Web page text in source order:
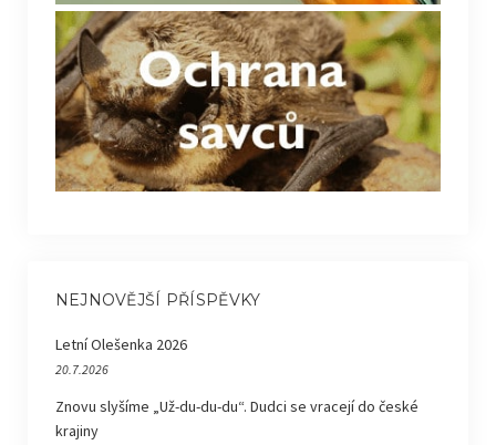
NEJNOVĚJŠÍ PŘÍSPĚVKY
Letní Olešenka 2026
20.7.2026
Znovu slyšíme „Už-du-du-du“. Dudci se vracejí do české
krajiny